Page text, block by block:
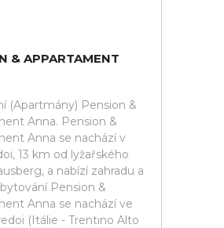
& APPARTAMENT
(Apartmány) Pension &
Anna. Pension &
Anna se nachází v
13 km od lyžařského
a nabízí zahradu a
Pension &
Anna se nachází ve
(Itálie - Trentino Alto